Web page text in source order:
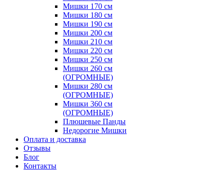
Мишки 170 см
Мишки 180 см
Мишки 190 см
Мишки 200 см
Мишки 210 см
Мишки 220 см
Мишки 250 см
Мишки 260 см
(ОГРОМНЫЕ)
Мишки 280 см
(ОГРОМНЫЕ)
Мишки 360 см
(ОГРОМНЫЕ)
Плюшевые Панды
Недорогие Мишки
Оплата и доставка
Отзывы
Блог
Контакты